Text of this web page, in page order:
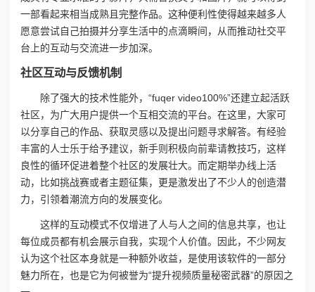
一部看起来相当成熟且完整作品。这种便利性使得越来越多人
愿意尝试自己拍摄并分享生活中的点滴瞬间，从而推动社交平
台上的互动与交流进一步加深。
社区互动与反馈机制
除了强大的技术性能外，“fuqer video100%”还建立起活跃
社区，为广大用户提供一个互相交流的平台。在这里，大家可
以分享自己的作品、获取灵感以及提出问题寻求解答。有经验
丰富的人士乐于给予建议，新手则积极向前辈请教技巧，这样
良性的循环促进着整个社区的发展壮大。而定期举办线上活
动，比如挑战赛或者主题征集，更是激发出了不少人的创造潜
力，引领着潮流方向的发展变化。
这样的互动模式不仅增进了人与人之间的信息共享，也让
每位成员都有机会展示自我，实现个人价值。因此，不少网友
认为这个社区本身就是一种额外收益，是使用该软件的一部分
魅力所在，也是它为何被誉为“提升视频质量秘密武器”的原因之